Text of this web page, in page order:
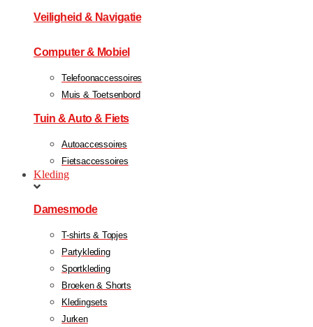
Veiligheid & Navigatie
Computer & Mobiel
Telefoonaccessoires
Muis & Toetsenbord
Tuin & Auto & Fiets
Autoaccessoires
Fietsaccessoires
Kleding
Damesmode
T-shirts & Topjes
Partykleding
Sportkleding
Broeken & Shorts
Kledingsets
Jurken